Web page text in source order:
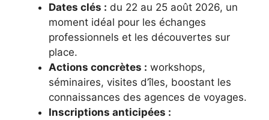
Dates clés : du 22 au 25 août 2026, un
moment idéal pour les échanges
professionnels et les découvertes sur
place.
Actions concrètes : workshops,
séminaires, visites d’îles, boostant les
connaissances des agences de voyages.
Inscriptions anticipées :